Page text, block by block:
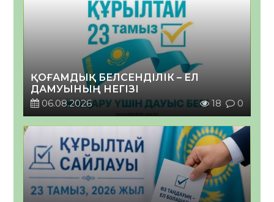
ҚОҒАМДЫҚ БЕЛСЕНДІЛІК – ЕЛ
ДАМУЫНЫҢ НЕГІЗІ
06.08.2026
18 0